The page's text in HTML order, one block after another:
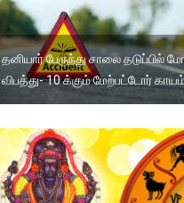
தனியார் பேருந்து சாலை தடுப்பில்
விபத்து- 10 க்கும் மேற்பட்டோர்